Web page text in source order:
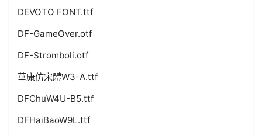
DEVOTO FONT.ttf
DF-GameOver.otf
DF-Stromboli.otf
華康仿宋體W3-A.ttf
DFChuW4U-B5.ttf
DFHaiBaoW9L.ttf